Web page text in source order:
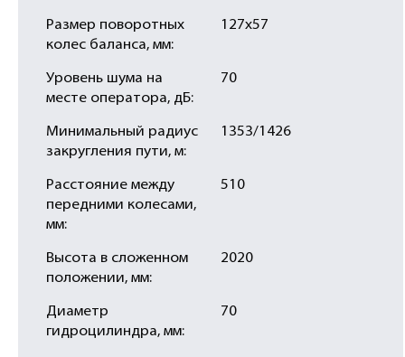
Размер поворотных
колес баланса, мм:
127х57
Уровень шума на
месте оператора, дБ:
70
Минимальный радиус
закругления пути, м:
1353/1426
Расстояние между
передними колесами,
мм:
510
Высота в сложенном
положении, мм:
2020
Диаметр
гидроцилиндра, мм:
70